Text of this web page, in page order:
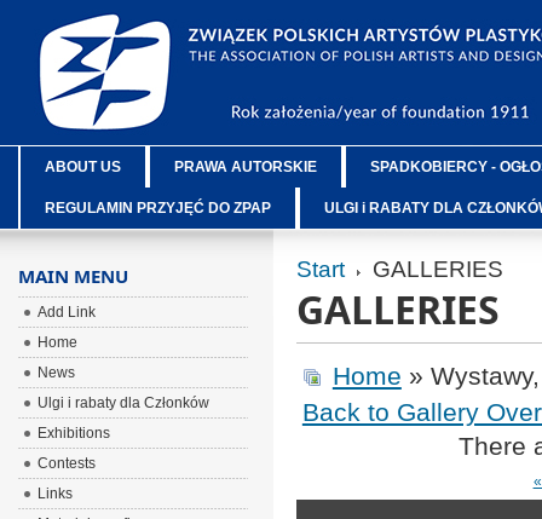
ABOUT US PRAWA AUTORSKIE SPADKOBIERCY -
REGULAMIN PRZYJĘĆ DO ZPAP ULGI i RABATY DLA
Start GALLERIES
GALLERIES
Home »
Back to Gallery
There
MAIN MENU
Add Link
Home
News
Ulgi i rabaty dla Członków
Exhibitions
Contests
Links